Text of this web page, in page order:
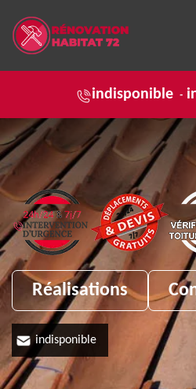
indisponible -
Réalisations
indisponible